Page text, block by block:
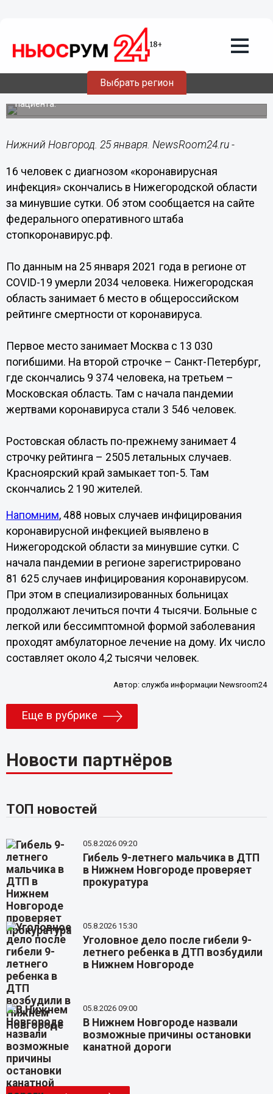
Выбрать регион
25.01.202112:09
16 нижегородцев умерли от
последствий коронавируса за сутки
Всего в Нижегородской области скончалось 2034 COVID-
пациента.
Нижний Новгород. 25 января. NewsRoom24.ru -
16 человек с диагнозом «коронавирусная
инфекция» скончались в Нижегородской области
за минувшие сутки. Об этом сообщается на сайте
федерального оперативного штаба
стопкоронавирус.рф.
По данным на 25 января 2021 года в регионе от
COVID-19 умерли 2034 человека. Нижегородская
область занимает 6 место в общероссийском
рейтинге смертности от коронавируса.
Первое место занимает Москва с 13 030
погибшими. На второй строчке – Санкт-Петербург,
где скончались 9 374 человека, на третьем –
Московская область. Там с начала пандемии
жертвами коронавируса стали 3 546 человек.
Ростовская область по-прежнему занимает 4
строчку рейтинга – 2505 летальных случаев.
Красноярский край замыкает топ-5. Там
скончались 2 190 жителей.
Напомним, 488 новых случаев инфицирования
коронавирусной инфекцией выявлено в
Нижегородской области за минувшие сутки. С
начала пандемии в регионе зарегистрировано
81 625 случаев инфицирования коронавирусом.
При этом в специализированных больницах
продолжают лечиться почти 4 тысячи. Больные с
легкой или бессимптомной формой заболевания
проходят амбулаторное лечение на дому. Их число
составляет около 4,2 тысячи человек.
Автор:служба информации Newsroom24
Еще в рубрике
Новости партнёров
ТОП новостей
05.8.2026 09:20
Гибель 9-летнего мальчика в ДТП
в Нижнем Новгороде проверяет
прокуратура
05.8.2026 15:30
Уголовное дело после гибели 9-
летнего ребенка в ДТП возбудили
в Нижнем Новгороде
05.8.2026 09:00
В Нижнем Новгороде назвали
возможные причины остановки
канатной дороги